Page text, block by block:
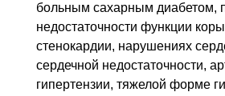
больным сахарным диабетом,
недостаточности функции
стенокардии, нарушениях
сердечной недостаточности,
гипертензии, тяжелой форме